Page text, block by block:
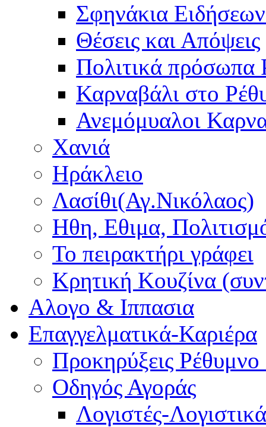
Σφηνάκια
Θέσεις και Απόψεις
Πολιτικά πρόσωπα
Καρναβάλι στο
Ανεμόμυαλοι
Χανιά
Ηράκλειο
Λασίθι(Αγ.Νικόλαος)
Ηθη, Εθιμα,
Το πειρακτήρι γράφει
Κρητική Κουζίνα
Αλογο & Ιππασια
Επαγγελματικά-Καριέρα
Προκηρύξεις
Οδηγός Αγοράς
Λογιστές-